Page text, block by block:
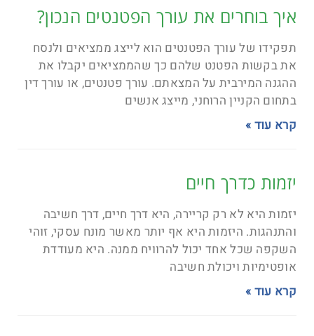
איך בוחרים את עורך הפטנטים הנכון?
תפקידו של עורך הפטנטים הוא לייצג ממציאים ולנסח
את בקשות הפטנט שלהם כך שהממציאים יקבלו את
ההגנה המירבית על המצאתם. עורך פטנטים, או עורך דין
בתחום הקניין הרוחני, מייצג אנשים
קרא עוד »
יזמות כדרך חיים
יזמות היא לא רק קריירה, היא דרך חיים, דרך חשיבה
והתנהגות. היזמות היא אף יותר מאשר מונח עסקי, זוהי
השקפה שכל אחד יכול להרוויח ממנה. היא מעודדת
אופטימיות ויכולת חשיבה
קרא עוד »